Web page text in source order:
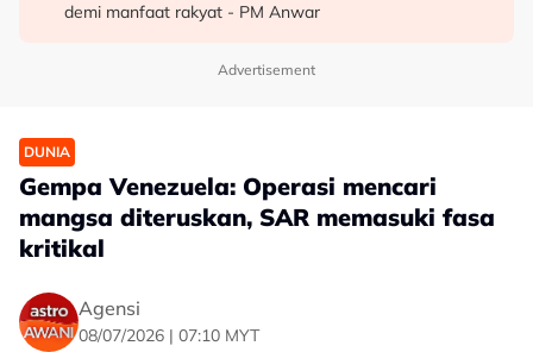
audio siar sentuh isu sensitiviti agama
selepas insiden tembakan di sekolah
demi manfaat rakyat - PM Anwar
Advertisement
DUNIA
Gempa Venezuela: Operasi mencari
mangsa diteruskan, SAR memasuki fasa
kritikal
Agensi
08/07/2026 | 07:10 MYT